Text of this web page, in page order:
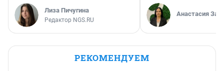
Лиза Пичугина
Редактор NGS.RU
Анастасия
РЕКОМЕНДУЕМ